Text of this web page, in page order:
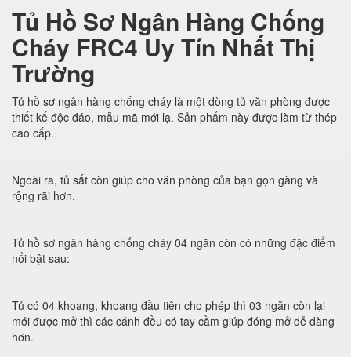
Tủ Hồ Sơ Ngân Hàng Chống
Cháy FRC4 Uy Tín Nhất Thị
Trường
Tủ hồ sơ ngân hàng chống cháy là một dòng tủ văn phòng được
thiết kế độc đáo, mẫu mã mới lạ. Sản phẩm này được làm từ thép
cao cấp.
Ngoài ra, tủ sắt còn giúp cho văn phòng của bạn gọn gàng và
rộng rãi hơn.
Tủ hồ sơ ngân hàng chống cháy 04 ngăn còn có những đặc điểm
nổi bật sau:
Tủ có 04 khoang, khoang đầu tiên cho phép thì 03 ngăn còn lại
mới được mở thì các cánh đều có tay cầm giúp đóng mở dễ dàng
hơn.